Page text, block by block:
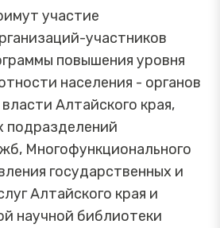
участие
участников
повышения уровня
населения - органов
Алтайского края,
подразделений
Многофункционального
государственных и
Алтайского края и
научной библиотеки